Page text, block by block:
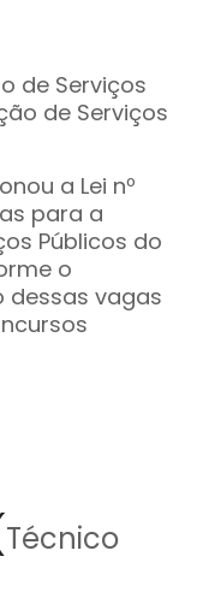
de Serviços
de Serviços
a Lei nº
para a
Públicos do
o
dessas vagas
Técnico